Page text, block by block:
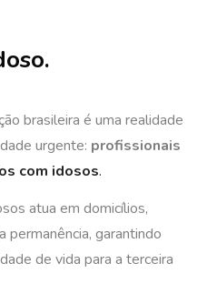
brasileira é uma realidade
urgente: profissionais
com idosos.
atua em domicílios,
permanência, garantindo
de vida para a terceira